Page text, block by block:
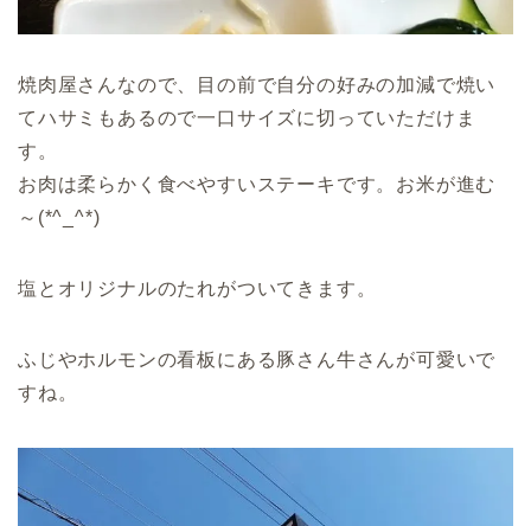
焼肉屋さんなので、目の前で自分の好みの加減で焼い
てハサミもあるので一口サイズに切っていただけま
す。
お肉は柔らかく食べやすいステーキです。お米が進む
～(*^_^*)
塩とオリジナルのたれがついてきます。
ふじやホルモンの看板にある豚さん牛さんが可愛いで
すね。